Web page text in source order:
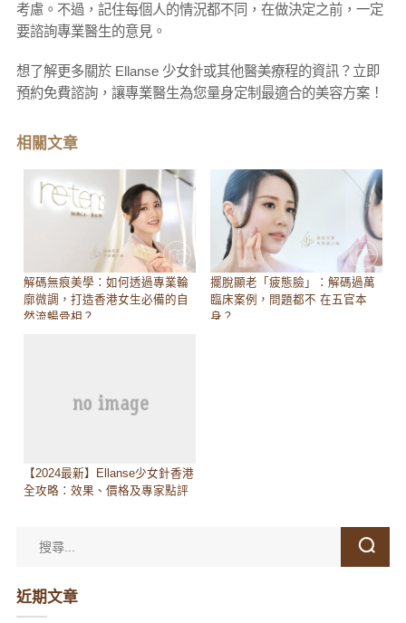
考慮。不過，記住每個人的情況都不同，在做決定之前，一定
要諮詢專業醫生的意見。
想了解更多關於 Ellanse 少女針或其他醫美療程的資訊？立即
預約免費諮詢，讓專業醫生為您量身定制最適合的美容方案！
相關文章
解碼無痕美學：如何透過專業輪
廓微調，打造香港女生必備的自
然流暢骨相？
擺脫顯老「疲態臉」：解碼過萬
臨床案例，問題都不 在五官本
身？
【2024最新】Ellanse少女針香港
全攻略：效果、價格及專家點評
近期文章